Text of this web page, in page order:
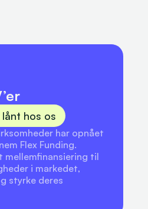
hos os
har opnået
Flex Funding.
mellemfinansiering til
i markedet,
styrke deres